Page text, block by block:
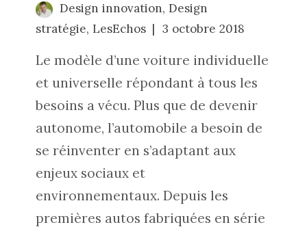
Design innovation, Design
stratégie,LesEchos 3 octobre 2018
Le modèle d’une voiture individuelle
et universelle répondant à tous les
besoins a vécu. Plus que de devenir
autonome, l’automobile a besoin de
se réinventer en s’adaptant aux
enjeux sociaux et
environnementaux. Depuis les
premières autos fabriquées en série